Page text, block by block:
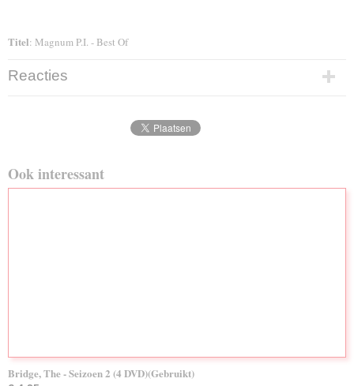
Titel: Magnum P.I. - Best Of
Reacties
Ook interessant
Bridge, The - Seizoen 2 (4 DVD)(Gebruikt)